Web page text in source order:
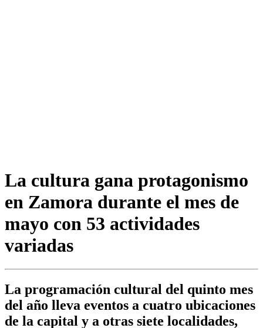
La cultura gana protagonismo
en Zamora durante el mes de
mayo con 53 actividades
variadas
La programación cultural del quinto mes
del año lleva eventos a cuatro ubicaciones
de la capital y a otras siete localidades,